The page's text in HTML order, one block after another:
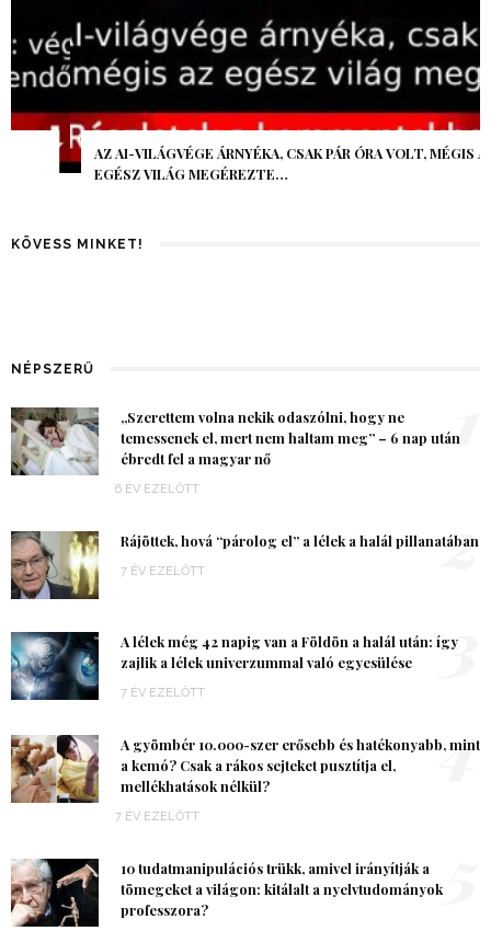
AZ AI-VILÁGVÉGE ÁRNYÉKA, CSAK PÁR ÓRA VOLT, MÉGIS AZ
EGÉSZ VILÁG MEGÉREZTE…
KÖVESS MINKET!
NÉPSZERŰ
„Szerettem volna nekik odaszólni, hogy ne
temessenek el, mert nem haltam meg” – 6 nap után
ébredt fel a magyar nő
6 ÉV EZELŐTT
1
Rájöttek, hová “párolog el” a lélek a halál pillanatában
7 ÉV EZELŐTT 2
A lélek még 42 napig van a Földön a halál után: így
zajlik a lélek univerzummal való egyesülése
7 ÉV EZELŐTT
3
A gyömbér 10.000-szer erősebb és hatékonyabb, mint
a kemó? Csak a rákos sejteket pusztítja el,
mellékhatások nélkül?
7 ÉV EZELŐTT
4
10 tudatmanipulációs trükk, amivel irányítják a
tömegeket a világon: kitálalt a nyelvtudományok
professzora?